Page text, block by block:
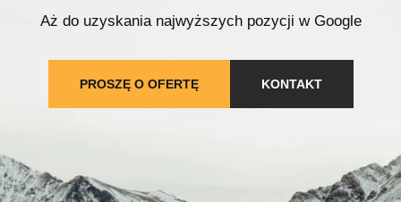
Aż do uzyskania najwyższych pozycji w Google
PROSZĘ O OFERTĘ KONTAKT